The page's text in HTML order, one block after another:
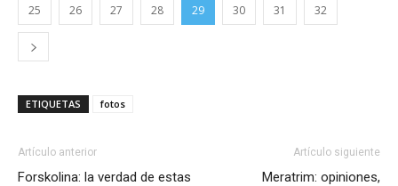
25 26 27 28 29 30 31 32
ETIQUETAS fotos
Artículo anterior
Forskolina: la verdad de estas
Artículo siguiente
Meratrim: opiniones,